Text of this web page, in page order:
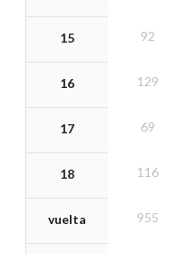
15
16
17
18
vuelta
92
129
69
116
955